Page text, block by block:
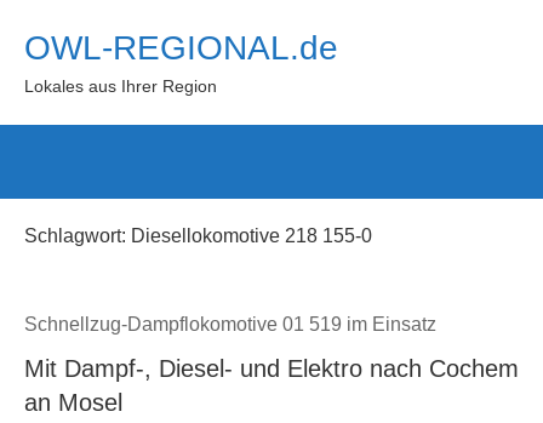
Inhalt
springen
OWL-REGIONAL.de
Lokales aus Ihrer Region
Schlagwort: Diesellokomotive 218 155-0
Schnellzug-Dampflokomotive 01 519 im Einsatz
Mit Dampf-, Diesel- und Elektro nach Cochem
an Mosel